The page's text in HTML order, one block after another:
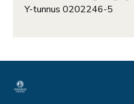
Y-tunnus 0202246-5